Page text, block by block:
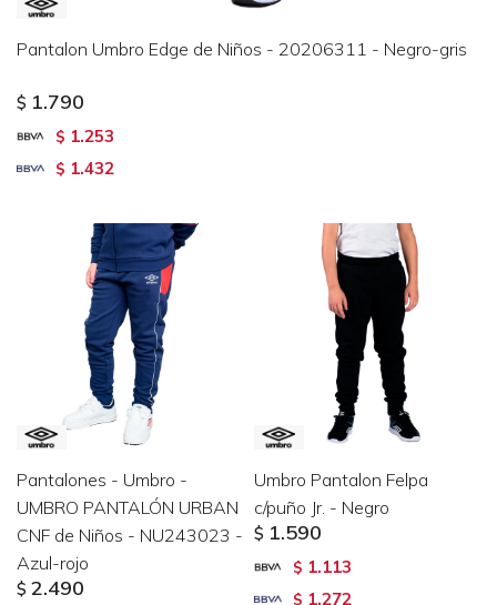
Pantalon Umbro Edge de Niños - 20206311 - Negro-gris
$ 1.790
$ 1.253
$ 1.432
Pantalones - Umbro -
UMBRO PANTALÓN URBAN
CNF de Niños - NU243023 -
Azul-rojo
$ 2.490
Umbro Pantalon Felpa
c/puño Jr. - Negro
$ 1.590
$ 1.113
$ 1.272